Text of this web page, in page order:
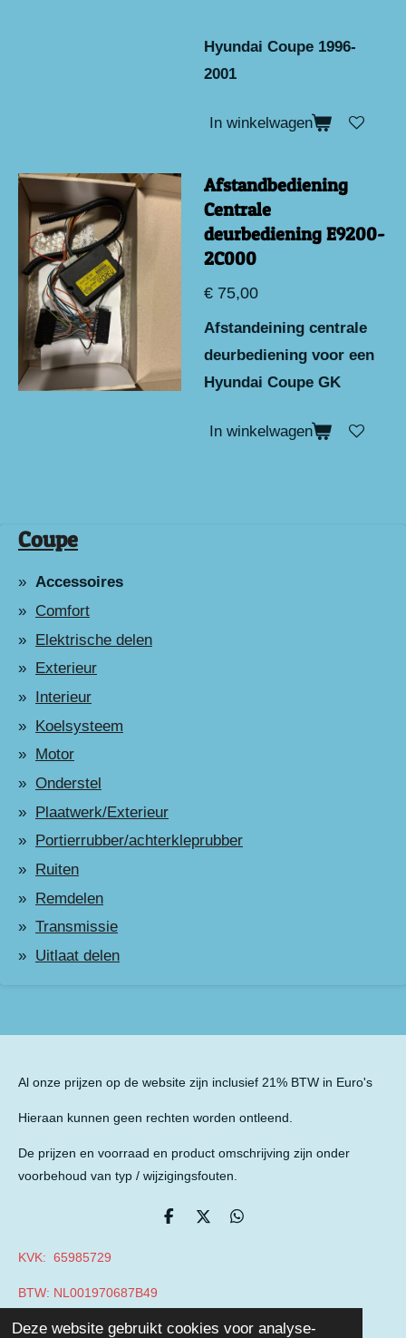
Deze website gebruikt cookies voor analyse-
Hyundai Coupe 1996-
2001
In winkelwagen
Afstandbediening
Centrale
deurbediening E9200-
2C000
€ 75,00
Afstandeining centrale
deurbediening voor een
Hyundai Coupe GK
In winkelwagen
Coupe
Accessoires
Comfort
Elektrische delen
Exterieur
Interieur
Koelsysteem
Motor
Onderstel
Plaatwerk/Exterieur
Portierrubber/achterkleprubber
Ruiten
Remdelen
Transmissie
Uitlaat delen
Al onze prijzen op de website zijn inclusief 21% BTW in Euro's
Hieraan kunnen geen rechten worden ontleend.
De prijzen en voorraad en product omschrijving zijn onder
voorbehoud van typ / wijzigingsfouten.
D
D
D
KVK: 65985729
BTW: NL001970687B49